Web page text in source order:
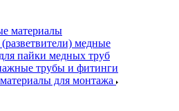
материалы
медные
пайки медных труб
трубы и фитинги
для монтажа